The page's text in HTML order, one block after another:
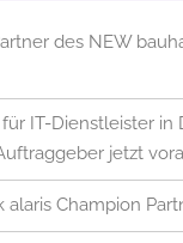
des NEW
IT-Dienstleister in
jetzt
alaris Champion